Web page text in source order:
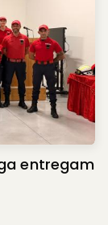
entregam